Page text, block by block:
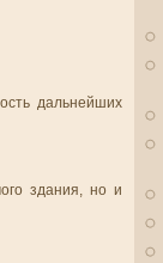
дальнейших
здания, но и